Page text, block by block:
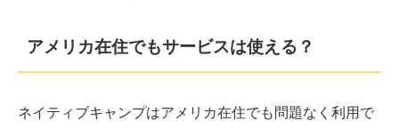
アメリカ在住でもサービスは使える？
ネイティブキャンプはアメリカ在住でも問題なく利用で